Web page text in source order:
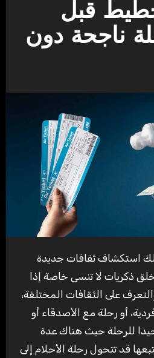
قبل
ناجحة دون
ذكريات لا تنسى خاصة إذا
على الثقافات المختلفة،
أو رحلة مع الأصدقاء أو
للرحلة حيث هناك عدة
قد تتحول رحلة الأحلام إلى